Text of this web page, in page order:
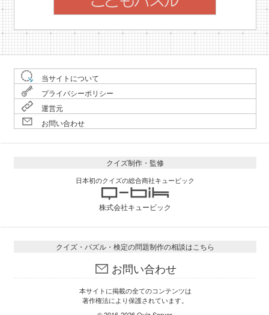
当サイトについて
プライバシーポリシー
運営元
お問い合わせ
クイズ制作・監修
日本初のクイズの総合商社キュービック
株式会社キュービック
クイズ・パズル・検定の問題制作の相談はこちら
お問い合わせ
本サイトに掲載の全てのコンテンツは
著作権法により保護されています。